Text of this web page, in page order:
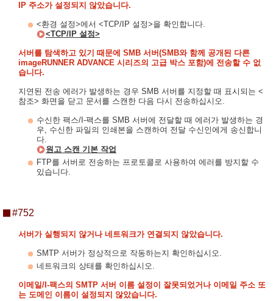
IP 주소가 설정되지 않았습니다.
<환경 설정>에서 <TCP/IP 설정>을 확인합니다.
<TCP/IP 설정>
서버를 탐색하고 있기 때문에 SMB 서버(SMB와 함께 공개된 다른
imageRUNNER ADVANCE 시리즈의 고급 박스 포함)에 전송할 수 없
습니다.
지연된 전송 에러가 발생하는 경우 SMB 서버를 지정할 때 표시되는 <
참조> 화면을 닫고 문서를 스캔한 다음 다시 전송하십시오.
수신한 팩스/I-팩스를 SMB 서버에 전달할 때 에러가 발생하는 경
우, 수신한 파일의 인쇄본을 스캔하여 전달 수신인에게 송신합니
다.
원고 스캔 기본 작업
FTP를 서버로 전송하는 프로토콜로 사용하여 에러를 방지할 수
있습니다.
#752
서버가 실행되지 않거나 네트워크가 연결되지 않았습니다.
SMTP 서버가 정상적으로 작동하는지 확인하십시오.
네트워크의 상태를 확인하십시오.
이메일/I-팩스의 SMTP 서버 이름 설정이 잘못되었거나 이메일 주소 또
는 도메인 이름이 설정되지 않았습니다.